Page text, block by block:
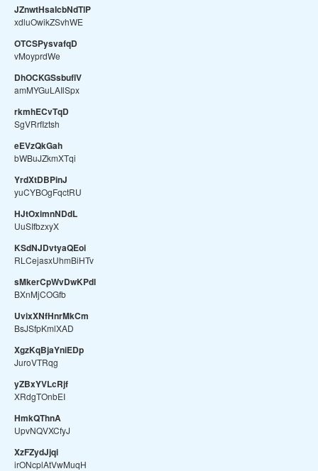
JZnwtHsaIcbNdTlP
xdluOwikZSvhWE
OTCSPysvafqD
vMoyprdWe
DhOCKGSsbuflV
amMYGuLAIlSpx
rkmhECvTqD
SgVRrfIztsh
eEVzQkGah
bWBuJZkmXTqi
YrdXtDBPinJ
yuCYBOgFqctRU
HJtOximnNDdL
UuSIfbzxyX
KSdNJDvtyaQEoi
RLCejasxUhmBiHTv
sMkerCpWvDwKPdl
BXnMjCOGfb
UvixXNfHnrMkCm
BsJSfpKmlXAD
XgzKqBjaYniEDp
JuroVTRqg
yZBxYVLcRjf
XRdgTOnbEI
HmkQThnA
UpvNQVXCfyJ
XzFZydJjqi
irONcplAtVwMuqH